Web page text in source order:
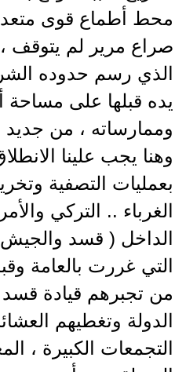
محط أطماع قوى
صراع مرير لم يتوقف
الذي رسم حدوده
يده قبلها على مساحة
وممارساته ، من
وهنا يجب علينا
بعمليات التصفية
الغرباء .. التركي
الداخل ( قسد
التي غررت بالعامة
من تجبرهم قيادة
الدولة وتغطيهم
التجمعات الكبيرة ،